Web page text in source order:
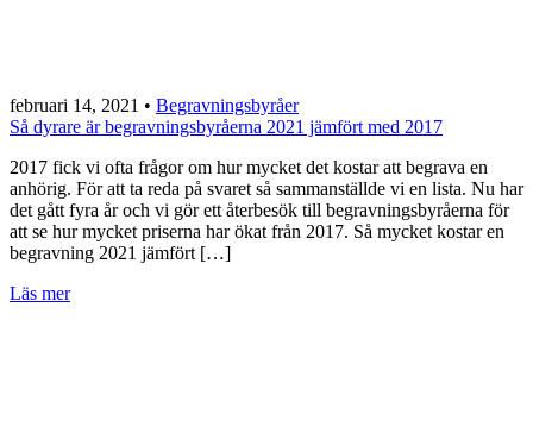
februari 14, 2021 • Begravningsbyråer
Så dyrare är begravningsbyråerna 2021 jämfört med 2017
2017 fick vi ofta frågor om hur mycket det kostar att begrava en
anhörig. För att ta reda på svaret så sammanställde vi en lista. Nu har
det gått fyra år och vi gör ett återbesök till begravningsbyråerna för
att se hur mycket priserna har ökat från 2017. Så mycket kostar en
begravning 2021 jämfört […]
Läs mer